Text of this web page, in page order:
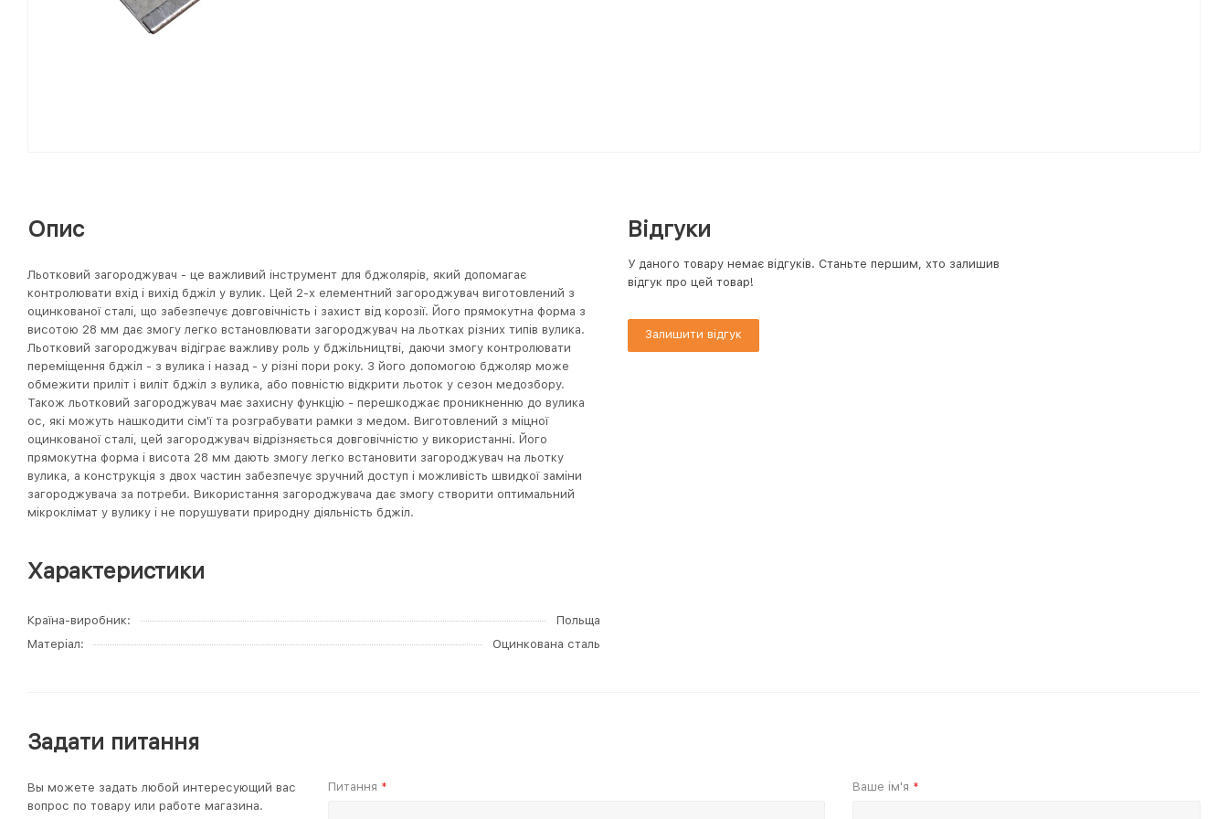
Опис
Льотковий загороджувач - це важливий інструмент для бджолярів, який допомагає
контролювати вхід і вихід бджіл у вулик. Цей 2-х елементний загороджувач виготовлений з
оцинкованої сталі, що забезпечує довговічність і захист від корозії. Його прямокутна форма з
висотою 28 мм дає змогу легко встановлювати загороджувач на льотках різних типів вулика.
Льотковий загороджувач відіграє важливу роль у бджільництві, даючи змогу контролювати
переміщення бджіл - з вулика і назад - у різні пори року. З його допомогою бджоляр може
обмежити приліт і виліт бджіл з вулика, або повністю відкрити льоток у сезон медозбору.
Також льотковий загороджувач має захисну функцію - перешкоджає проникненню до вулика
ос, які можуть нашкодити сім'ї та розграбувати рамки з медом. Виготовлений з міцної
оцинкованої сталі, цей загороджувач відрізняється довговічністю у використанні. Його
прямокутна форма і висота 28 мм дають змогу легко встановити загороджувач на льотку
вулика, а конструкція з двох частин забезпечує зручний доступ і можливість швидкої заміни
загороджувача за потреби. Використання загороджувача дає змогу створити оптимальний
мікроклімат у вулику і не порушувати природну діяльність бджіл.
Характеристики
Країна-виробник
Польща
Матеріал
Оцинкована сталь
Відгуки
У даного товару немає відгуків. Станьте першим, хто залишив
відгук про цей товар!
Залишити відгук
Задати питання
Вы можете задать любой интересующий вас
вопрос по товару или работе магазина.
Питання * Ваше ім'я *